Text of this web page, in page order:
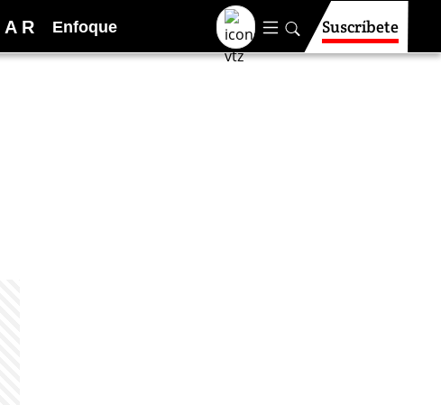
A R Enfoque Suscríbete